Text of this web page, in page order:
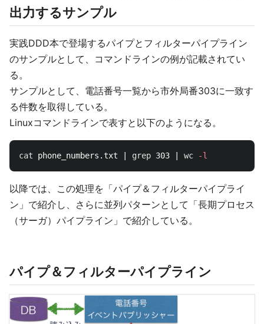
出力するサンプル
実践DDD本で登場するパイプとフィルターパイプライン
のサンプルとして、コマンドラインの例が記載されてい
る。
サンプルとして、電話番号一覧から市外局番303に一致す
る件数を取得している。
Linuxコマンドラインで表すと以下のようになる。
cat phone_numbers.txt | grep 303 | wc -l
以降では、この処理を「パイプ＆フィルターパイプライ
ン」で紹介し、さらに並列パターンとして「長期プロセス
（サーガ）パイプライン」で紹介している。
パイプ＆フィルターパイプライン